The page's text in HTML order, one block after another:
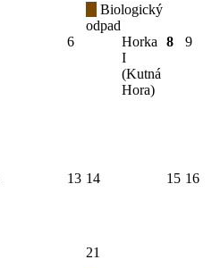
6
Biologický
odpad
Horka
I
(Kutná
Hora)
8 9
13 14 15 16
21